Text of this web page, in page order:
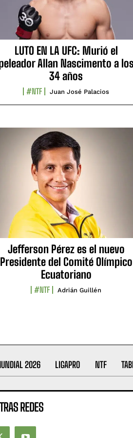
LUTO EN LA UFC: Murió el
Allan Nascimento a los
34 años
#NTF Juan José Palacios
Jefferson Pérez es el nuevo
Presidente del Comité Olímpico
Ecuatoriano
#NTF Adrián Guillén
2026 LIGAPRO NTF
REDES